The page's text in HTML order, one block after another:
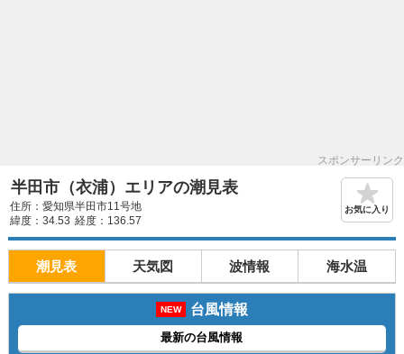
スポンサーリンク
半田市（衣浦）エリアの潮見表
住所：愛知県半田市11号地
緯度：34.53 経度：136.57
お気に入り
潮見表 天気図 波情報 海水温
NEW 台風情報
最新の台風情報